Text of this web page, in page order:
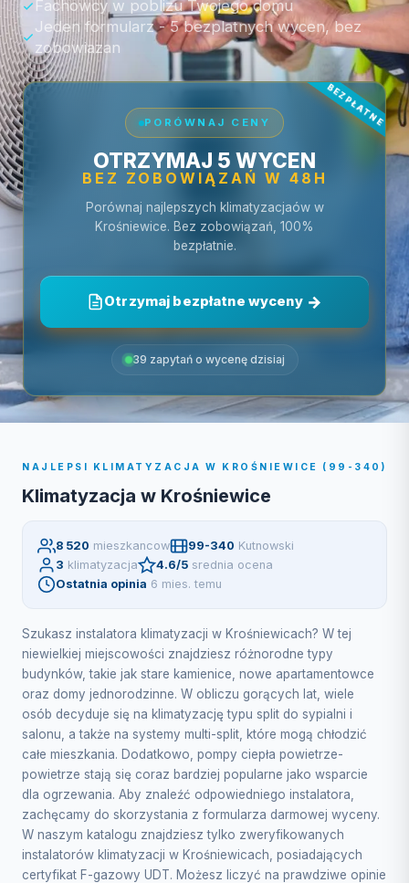
Fachowcy w poblizu Twojego domu
Jeden formularz - 5 bezplatnych wycen, bez
zobowiazan
PORÓWNAJ CENY
OTRZYMAJ 5 WYCEN
BEZ ZOBOWIĄZAŃ W 48H
Porównaj najlepszych klimatyzacjaów w
Krośniewice. Bez zobowiązań, 100%
bezpłatnie.
Otrzymaj bezpłatne wyceny
39 zapytań o wycenę dzisiaj
NAJLEPSI KLIMATYZACJA W KROŚNIEWICE (99-340)
Klimatyzacja w Krośniewice
8 520 mieszkancow 99-340 Kutnowski
3 klimatyzacja 4.6/5 srednia ocena
Ostatnia opinia 6 mies. temu
Szukasz instalatora klimatyzacji w Krośniewicach? W tej
niewielkiej miejscowości znajdziesz różnorodne typy
budynków, takie jak stare kamienice, nowe apartamentowce
oraz domy jednorodzinne. W obliczu gorących lat, wiele
osób decyduje się na klimatyzację typu split do sypialni i
salonu, a także na systemy multi-split, które mogą chłodzić
całe mieszkania. Dodatkowo, pompy ciepła powietrze-
powietrze stają się coraz bardziej popularne jako wsparcie
dla ogrzewania. Aby znaleźć odpowiedniego instalatora,
zachęcamy do skorzystania z formularza darmowej wyceny.
W naszym katalogu znajdziesz tylko zweryfikowanych
instalatorów klimatyzacji w Krośniewicach, posiadających
certyfikat F-gazowy UDT. Możesz liczyć na prawdziwe opinie